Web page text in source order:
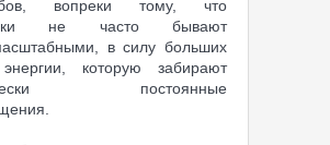
вопреки тому, что
не часто бывают
в силу больших
которую забирают
постоянные